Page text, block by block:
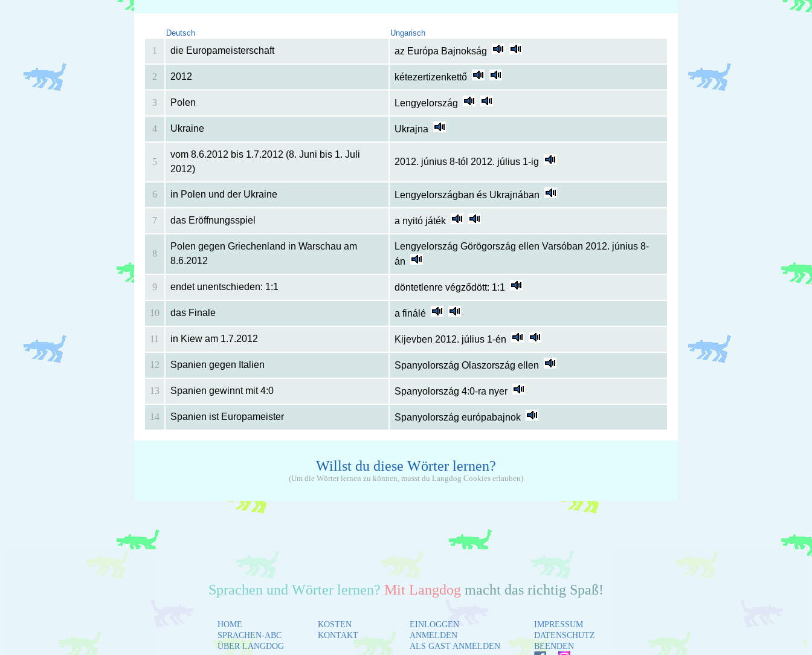
Deutsch Ungarisch
1 die Europameisterschaft az Európa Bajnokság
2 2012 kétezertizenkettő
3 Polen Lengyelország
4 Ukraine Ukrajna
5
vom 8.6.2012 bis 1.7.2012 (8. Juni bis 1. Juli
2012)
2012. június 8-tól 2012. július 1-ig
6 in Polen und der Ukraine Lengyelországban és Ukrajnában
7 das Eröffnungsspiel a nyitó játék
8
Polen gegen Griechenland in Warschau am
8.6.2012
Lengyelország Görögország ellen Varsóban 2012. június 8-
án
9 endet unentschieden: 1:1 döntetlenre végződött: 1:1
10 das Finale a finálé
11 in Kiew am 1.7.2012 Kijevben 2012. július 1-én
12 Spanien gegen Italien Spanyolország Olaszország ellen
13 Spanien gewinnt mit 4:0 Spanyolország 4:0-ra nyer
14 Spanien ist Europameister Spanyolország európabajnok
Willst du diese Wörter lernen?
(Um die Wörter lernen zu können, musst du Langdog Cookies erlauben)
Sprachen und Wörter lernen? Mit Langdog macht das richtig Spaß!
HOME
SPRACHEN-ABC
ÜBER LANGDOG
KOSTEN
KONTAKT
EINLOGGEN
ANMELDEN
ALS GAST ANMELDEN
IMPRESSUM
DATENSCHUTZ
BEENDEN